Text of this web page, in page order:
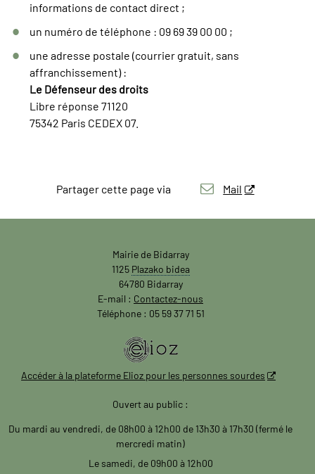
informations de contact direct ;
un numéro de téléphone : 09 69 39 00 00 ;
une adresse postale (courrier gratuit, sans
affranchissement) :
Le Défenseur des droits
Libre réponse 71120
75342 Paris CEDEX 07.
Partager cette page via Mail
Mairie de Bidarray
1125 Plazako bidea
64780 Bidarray
E-mail : Contactez-nous
Téléphone : 05 59 37 71 51
Accéder à la plateforme Elioz pour les personnes sourdes
Ouvert au public :
Du mardi au vendredi, de 08h00 à 12h00 de 13h30 à 17h30 (fermé le
mercredi matin)
Le samedi, de 09h00 à 12h00